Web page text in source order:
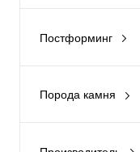
Голубой
Золотой
Постформинг
Beveled
Порода камня